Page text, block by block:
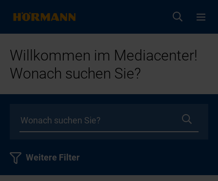
Willkommen im Mediacenter!
Wonach suchen Sie?
Weitere Filter